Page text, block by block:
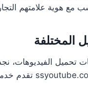
مع هوية علامتهم
المختلفة
تحميل الفيديوهات،